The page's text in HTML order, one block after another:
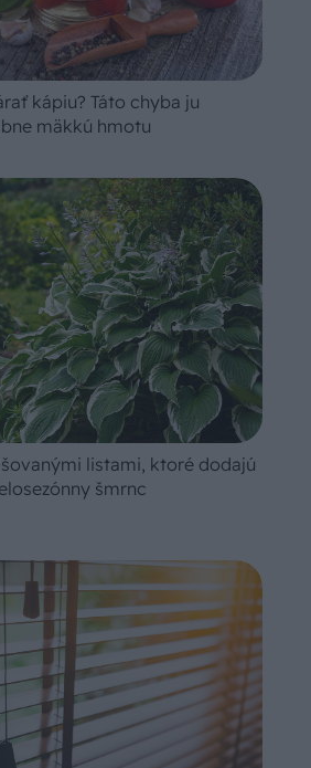
kápiu? Táto chyba ju
mäkkú hmotu
listami, ktoré dodajú
šmrnc